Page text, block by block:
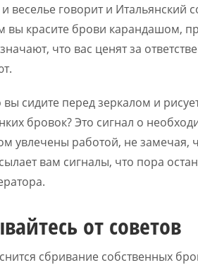
веселье говорит и Итальянский
вы красите брови карандашом,
что вас ценят за
вы сидите перед зеркалом и
бровок? Это сигнал о
увлечены работой, не замечая,
вам сигналы, что пора
от советов
сбривание собственных